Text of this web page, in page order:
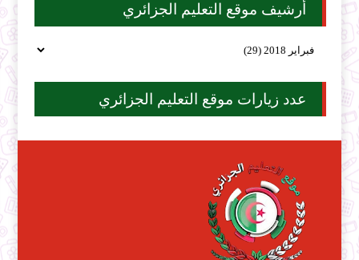
أرشيف موقع التعليم الجزائري
عدد زيارات موقع التعليم الجزائري